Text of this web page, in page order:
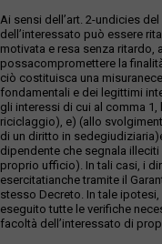
Ai sensi dell’art. 2-undicies
dell’interessato può essere
motivata e resa senza ritardo,
possacompromettere la
ciò costituisca una
fondamentali e dei legittimi
gli interessi di cui al comma
riciclaggio), e) (allo
di un diritto in
dipendente che segnala
proprio ufficio). In tali casi, i
esercitatianche tramite il
stesso Decreto. In tale
eseguito tutte le verifiche
facoltà dell’interessato di